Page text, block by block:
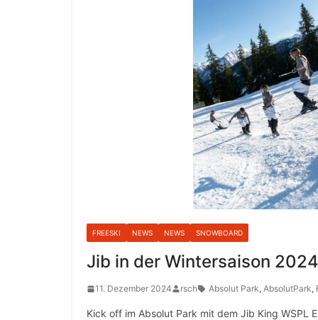
FREESKI NEWS NEWS SNOWBOARD
Jib in der Wintersaison
11. Dezember 2024 rsch Absolut Park, AbsolutPark,
Kick off im Absolut Park mit dem Jib King WSPL